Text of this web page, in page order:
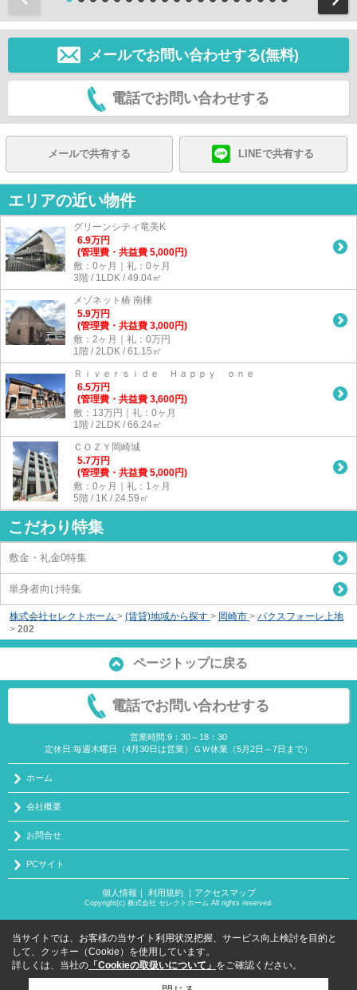
メールでお問い合わせする(無料)
電話でお問い合わせする
メールで共有する LINEで共有する
エリアの近い物件
グリーンシティ竜美K
6.9万円
(管理費・共益費 5,000円)
敷：0ヶ月｜礼：0ヶ月
3階 / 1LDK / 49.04㎡
メゾネット椿 南棟
5.9万円
(管理費・共益費 3,000円)
敷：2ヶ月｜礼：0万円
1階 / 2LDK / 61.15㎡
Ｒｉｖｅｒｓｉｄｅ Ｈａｐｐｙ ｏｎｅ
6.5万円
(管理費・共益費 3,600円)
敷：13万円｜礼：0ヶ月
1階 / 2LDK / 66.24㎡
ＣＯＺＹ岡崎城
5.7万円
(管理費・共益費 5,000円)
敷：0ヶ月｜礼：1ヶ月
5階 / 1K / 24.59㎡
こだわり特集
敷金・礼金0特集
単身者向け特集
株式会社セレクトホーム > (賃貸)地域から探す > 岡崎市 > パクスフォーレ上地
> 202
ページトップに戻る
電話でお問い合わせする
営業時間:9：30～18：30
定休日:毎週木曜日（4月30日は営業）ＧＷ休業（5月2日～7日まで）
ホーム
会社概要
お問合せ
PCサイト
個人情報 ｜ 利用規約｜ アクセスマップ
Copyright(c) 株式会社 セレクトホーム All rights reserved.
当サイトでは、お客様の当サイト利用状況把握、サービス向上検討を目的と
して、クッキー（Cookie）を使用しています。
詳しくは、当社の 「Cookieの取扱いについて」 をご確認ください。